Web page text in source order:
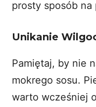
prosty sposób na
Unikanie
Pamiętaj, by nie
mokrego sosu.
warto wcześniej